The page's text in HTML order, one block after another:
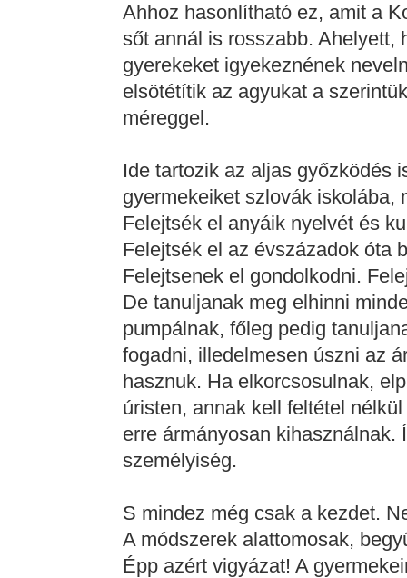
Ahhoz hasonlítható ez, amit a
sőt annál is rosszabb. Ahelyett,
gyerekeket igyekeznének
elsötétítik az agyukat a
méreggel.
Ide tartozik az aljas győzködés
gyermekeiket szlovák iskolába,
Felejtsék el anyáik nyelvét és
Felejtsék el az évszázadok óta
Felejtsenek el gondolkodni.
De tanuljanak meg elhinni
pumpálnak, főleg pedig
fogadni, illedelmesen úszni az
hasznuk. Ha elkorcsosulnak,
úristen, annak kell feltétel
erre ármányosan
személyiség.
S mindez még csak a kezdet.
A módszerek alattomosak,
Épp azért vigyázat! A